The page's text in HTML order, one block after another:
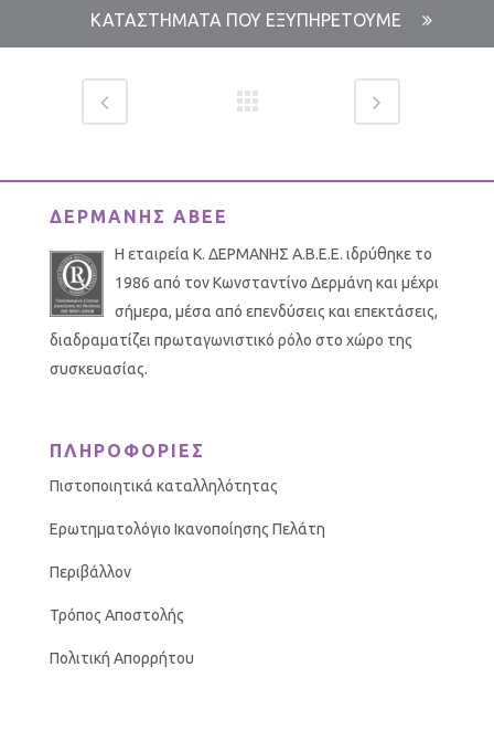
ΚΑΤΑΣΤΗΜΑΤΑ ΠΟΥ ΕΞΥΠΗΡΕΤΟΥΜΕ
ΔΕΡΜΑΝΗΣ ΑΒΕΕ
Η εταιρεία Κ. ΔΕΡΜΑΝΗΣ Α.Β.Ε.Ε. ιδρύθηκε το
1986 από τον Κωνσταντίνο Δερμάνη και μέχρι
σήμερα, μέσα από επενδύσεις και επεκτάσεις,
διαδραματίζει πρωταγωνιστικό ρόλο στο χώρο της
συσκευασίας.
ΠΛΗΡΟΦΟΡΙΕΣ
Πιστοποιητικά καταλληλότητας
Ερωτηματολόγιο Ικανοποίησης Πελάτη
Περιβάλλον
Τρόπος Αποστολής
Πολιτική Απορρήτου